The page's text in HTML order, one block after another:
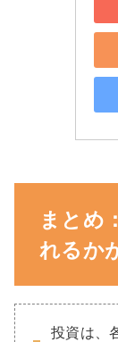
まとめ
れるか
投資は、